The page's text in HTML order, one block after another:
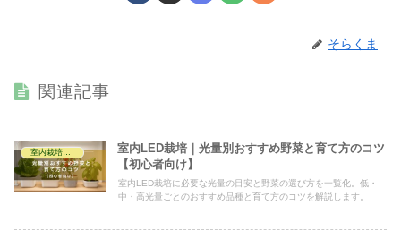
そらくま
関連記事
室内栽培の基礎知識
室内LED栽培｜光量別おすすめ野菜と育て方のコツ
【初心者向け】
室内LED栽培に必要な光量の目安と野菜の選び方を一覧化。低・
中・高光量ごとのおすすめ品種と育て方のコツを解説します。